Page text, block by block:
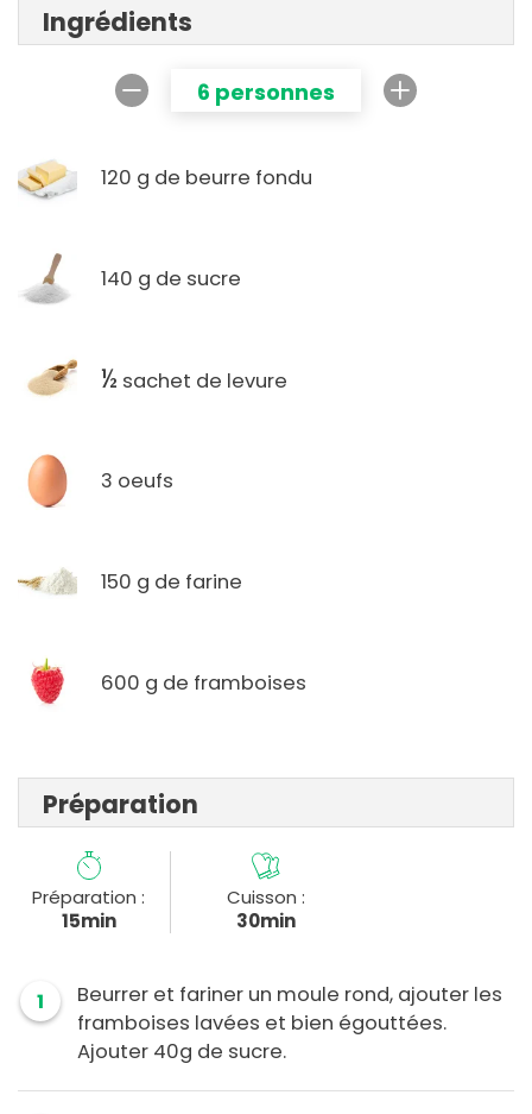
Ingrédients
6 personnes
120 g de beurre fondu
140 g de sucre
½ sachet de levure
3 oeufs
150 g de farine
600 g de framboises
Préparation
Préparation :
15min
Cuisson :
30min
1
Beurrer et fariner un moule rond, ajouter les
framboises lavées et bien égouttées.
Ajouter 40g de sucre.